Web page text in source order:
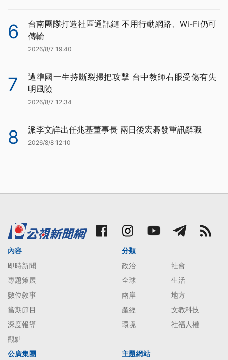
6
台南團隊打造社區通訊鏈 不用行動網路、Wi-Fi仍可
傳輸
2026/8/7 19:40
7
遭準國一生持斷裂掃把攻擊 台中教師右眼受傷有失
明風險
2026/8/7 12:34
8 派李文詳出任兆基董事長 兩日後宏碁發重訊辭職
2026/8/8 12:10
內容
即時新聞
專題策展
數位敘事
當期節目
深度報導
觀點
分類
政治
社會
全球
生活
兩岸
地方
產經
文教科技
環境
社福人權
公廣集團 主題網站